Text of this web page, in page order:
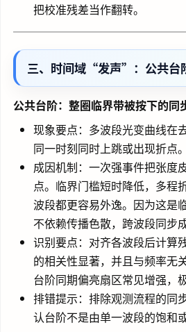
把校准残差当作翻转。
三、时间域“发声”：公共台
公共台阶：整圈临界带被按下的同
现象要点：多波段光变曲线在
同一时刻同时上跳或出现折点。
成因机制：一次强事件把张度
点。临界门槛短时降低，多程
波段都更容易外逸。因为这是
不依赖传播色散，跨波段同步成
识别要点：对齐各波段后计算
的相关性显著，并且与频率无
台阶同期偏亮扇区常见增强，
排错提示：排除观测流程的同
认台阶不是由单一波段的饱和